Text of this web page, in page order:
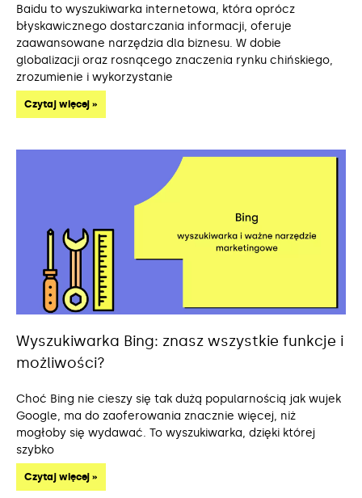
Baidu to wyszukiwarka internetowa, która oprócz
błyskawicznego dostarczania informacji, oferuje
zaawansowane narzędzia dla biznesu. W dobie
globalizacji oraz rosnącego znaczenia rynku chińskiego,
zrozumienie i wykorzystanie
Czytaj więcej »
Wyszukiwarka Bing: znasz wszystkie funkcje i
możliwości?
Choć Bing nie cieszy się tak dużą popularnością jak wujek
Google, ma do zaoferowania znacznie więcej, niż
mogłoby się wydawać. To wyszukiwarka, dzięki której
szybko
Czytaj więcej »